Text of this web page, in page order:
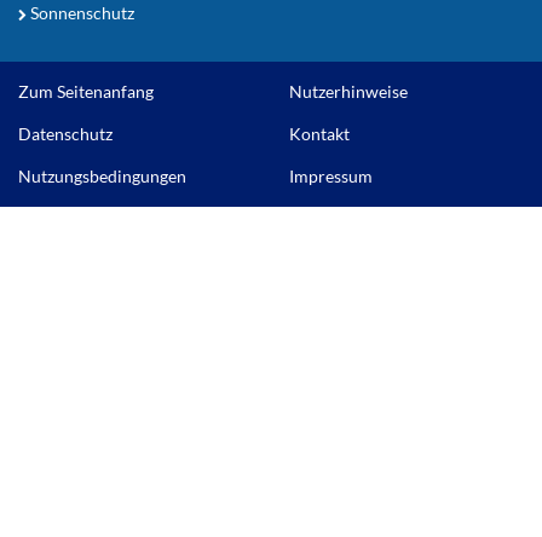
Sonnenschutz
Zum Seitenanfang Nutzerhinweise
Datenschutz Kontakt
Nutzungsbedingungen Impressum